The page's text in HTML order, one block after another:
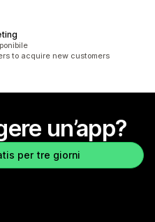
to acquire new customers
un’app?
per tre giorni